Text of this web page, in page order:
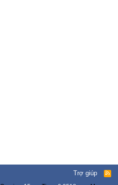
Trợ giúp
R